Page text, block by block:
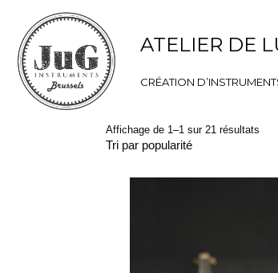
ATELIER DE
CRÉATION
You are here:
Home
Les créations
Affichage de 1–1 sur 21 résultats